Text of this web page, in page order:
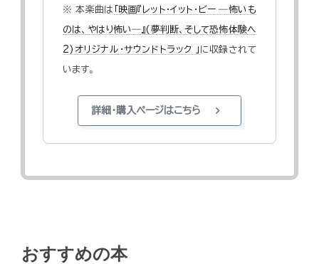
※ 本楽曲は 「映画『レット・イット・ビー ―怖いも
のは、やはり怖い―』(夢判断、そして恐怖体験へ
2)オリジナル・サウンドトラック 」 に収録されて
います。
詳細・購入ページはこちら chevron_right
おすすめの本